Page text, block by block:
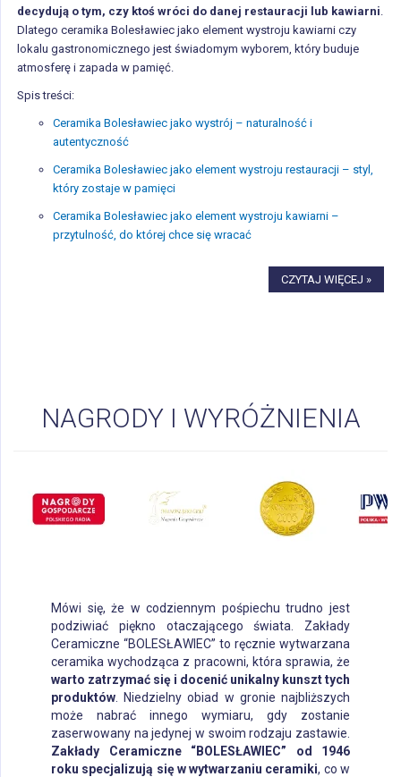
decydują o tym, czy ktoś wróci do danej restauracji lub kawiarni
Dlatego ceramika Bolesławiec jako element wystroju kawiarni czy
lokalu gastronomicznego jest świadomym wyborem, który buduje
atmosferę i zapada w pamięć.
Spis treści:
Ceramika Bolesławiec jako wystrój – naturalność i
autentyczność
Ceramika Bolesławiec jako element wystroju restauracji – styl,
który zostaje w pamięci
Ceramika Bolesławiec jako element wystroju kawiarni –
przytulność, do której chce się wracać
CZYTAJ WIĘCEJ »
NAGRODY I WYRÓŻNIENIA
Mówi się, że w codziennym pośpiechu trudno jest
podziwiać piękno otaczającego świata. Zakłady
Ceramiczne “BOLESŁAWIEC” to ręcznie wytwarzana
ceramika wychodząca z pracowni, która sprawia, że
warto zatrzymać się i docenić unikalny kunszt tych
produktów . Niedzielny obiad w gronie najbliższych
może nabrać innego wymiaru, gdy zostanie
zaserwowany na jedynej w swoim rodzaju zastawie.
Zakłady Ceramiczne “BOLESŁAWIEC” od 1946
roku specjalizują się w wytwarzaniu ceramiki, co w